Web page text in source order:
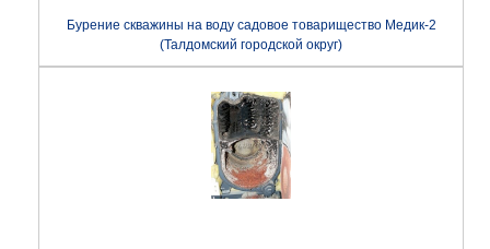
Бурение скважины на воду садовое товарищество Медик-2
(Талдомский городской округ)